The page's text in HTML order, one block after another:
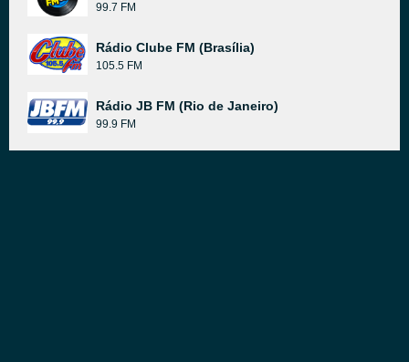
99.7 FM
Rádio Clube FM (Brasília)
105.5 FM
Rádio JB FM (Rio de Janeiro)
99.9 FM